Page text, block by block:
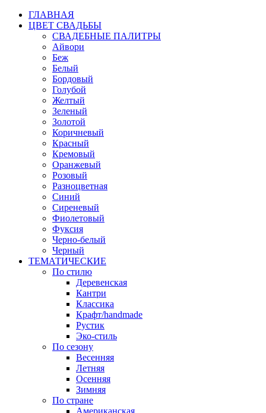
ГЛАВНАЯ
ЦВЕТ СВАДЬБЫ
СВАДЕБНЫЕ ПАЛИТРЫ
Айвори
Беж
Белый
Бордовый
Голубой
Желтый
Зеленый
Золотой
Коричневый
Красный
Кремовый
Оранжевый
Розовый
Разноцветная
Синий
Сиреневый
Фиолетовый
Фуксия
Черно-белый
Черный
ТЕМАТИЧЕСКИЕ
По стилю
Деревенская
Кантри
Классика
Крафт/handmade
Рустик
Эко-стиль
По сезону
Весенняя
Летняя
Осенняя
Зимняя
По стране
Американская